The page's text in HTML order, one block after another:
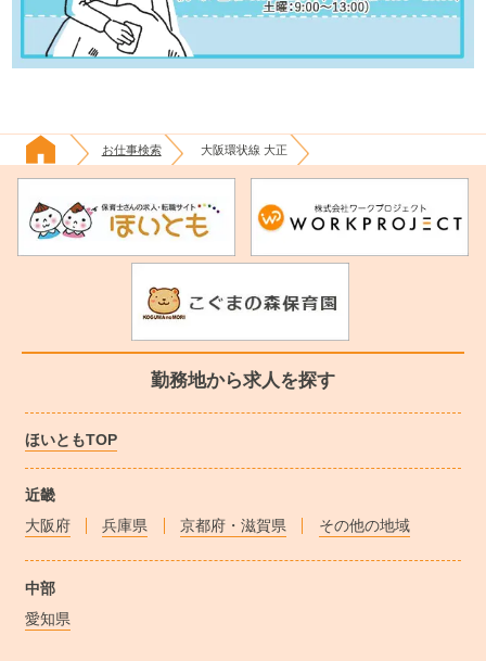
お仕事検索 大阪環状線 大正
勤務地から求人を探す
ほいともTOP
近畿
大阪府
兵庫県 京都府・滋賀県 その他の地域
中部
愛知県